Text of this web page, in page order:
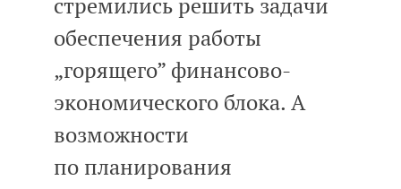
обеспечения работы
„горящего” финансово-
экономического блока. А
возможности
по планирования